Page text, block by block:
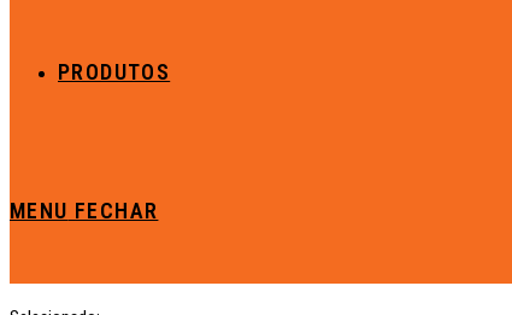
PRODUTOS
MENU FECHAR